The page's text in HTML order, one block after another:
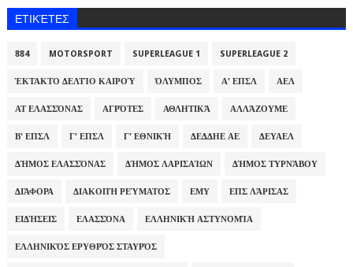
ΕΤΙΚΈΤΕΣ
884 MOTORSPORT SUPERLEAGUE 1 SUPERLEAGUE 2
ΈΚΤΑΚΤΟ ΔΕΛΤΊΟ ΚΑΙΡΟΎ ΌΛΥΜΠΟΣ Α' ΕΠΣΛ ΑΕΛ
ΑΤ ΕΛΑΣΣΌΝΑΣ ΑΓΡΌΤΕΣ ΑΘΛΗΤΙΚΆ ΑΛΛΆΖΟΥΜΕ
Β' ΕΠΣΛ Γ' ΕΠΣΛ Γ' ΕΘΝΙΚΉ ΔΕΔΔΗΕ ΑΕ ΔΕΥΑΕΛ
ΔΉΜΟΣ ΕΛΑΣΣΌΝΑΣ ΔΉΜΟΣ ΛΑΡΙΣΑΊΩΝ ΔΉΜΟΣ ΤΥΡΝΆΒΟΥ
ΔΙΆΦΟΡΑ ΔΙΑΚΟΠΉ ΡΕΎΜΑΤΟΣ ΕΜΥ ΕΠΣ ΛΆΡΙΣΑΣ
ΕΙΔΉΣΕΙΣ ΕΛΑΣΣΌΝΑ ΕΛΛΗΝΙΚΉ ΑΣΤΥΝΟΜΊΑ
ΕΛΛΗΝΙΚΌΣ ΕΡΥΘΡΌΣ ΣΤΑΥΡΌΣ